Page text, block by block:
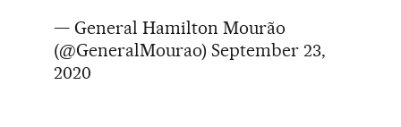
— General Hamilton Mourão
(@GeneralMourao) September 23,
2020